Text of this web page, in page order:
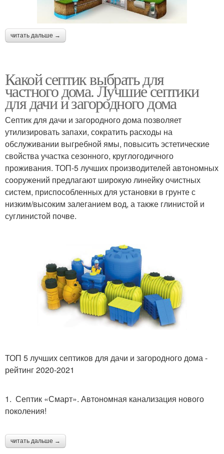
читать дальше →
Какой септик выбрать для
частного дома. Лучшие септики
для дачи и загородного дома
Септик для дачи и загородного дома позволяет
утилизировать запахи, сократить расходы на
обслуживании выгребной ямы, повысить эстетические
свойства участка сезонного, круглогодичного
проживания. ТОП-5 лучших производителей автономных
сооружений предлагают широкую линейку очистных
систем, приспособленных для установки в грунте с
низким/высоким залеганием вод, а также глинистой и
суглинистой почве.
ТОП 5 лучших септиков для дачи и загородного дома -
рейтинг 2020-2021
1. Септик «Смарт». Автономная канализация нового
поколения!
читать дальше →